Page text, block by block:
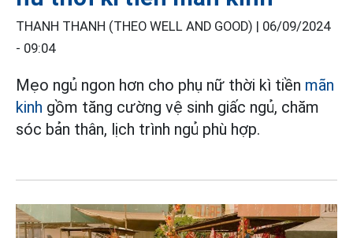
THANH THANH (THEO WELL AND GOOD) | 06/09/2024
- 09:04
Mẹo ngủ ngon hơn cho phụ nữ thời kì tiền mãn
kinh gồm tăng cường vệ sinh giấc ngủ, chăm
sóc bản thân, lịch trình ngủ phù hợp.